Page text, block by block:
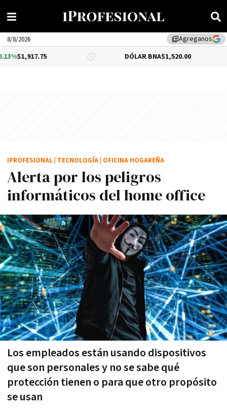
library_addAgreganos
8/8/2026
DÓLAR BNA $1,520.00
Alerta por los peligros
informáticos del home office
Los empleados están usando dispositivos
que son personales y no se sabe qué
protección tienen o para que otro propósito
se usan
IPROFESIONAL TECNOLOGÍA OFICINA HOGAREÑA